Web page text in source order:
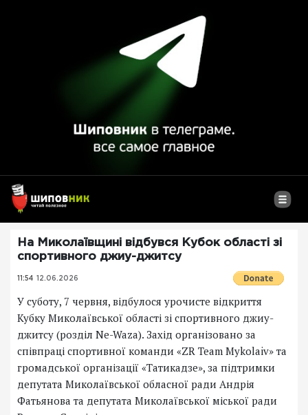
На Миколаївщині відбувся Кубок області зі
спортивного джиу-джитсу
11:54 12.06.2026
У суботу, 7 червня, відбулося урочисте відкриття
Кубку Миколаївської області зі спортивного джиу-
джитсу (розділ Ne-Waza). Захід організовано за
співпраці спортивної команди «ZR Team Mykolaiv» та
громадської організації «Татикадзе», за підтримки
депутата Миколаївської обласної ради Андрія
Фатьянова та депутата Миколаївської міської ради